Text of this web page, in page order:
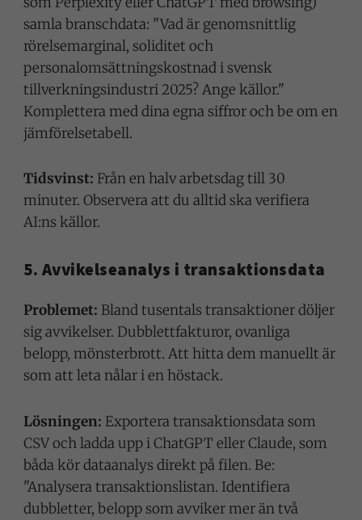
samla branschdata: "Vad är genomsnittlig
rörelsemarginal, soliditet och
personalomsättningskostnad i svensk
tillverkningsindustri 2025? Ange källor."
Komplettera med dina egna siffror och be om en
jämförelsetabell.
Tidsvinst: Från en halv arbetsdag till 30
minuter. Observera att du alltid ska verifiera
AI:ns källor.
5. Avvikelseanalys i transaktionsdata
Problemet: Bland tusentals transaktioner döljer
sig avvikelser. Dubblettfakturor, ovanliga
belopp, mönsterbrott. Att hitta dem manuellt är
som att leta nålar i en höstack.
Lösningen: Exportera transaktionsdata som
CSV och ladda upp i ChatGPT eller Claude, som
båda kör dataanalys direkt på filen. Be:
"Analysera transaktionslistan. Identifiera
dubbletter, belopp som avviker mer än två